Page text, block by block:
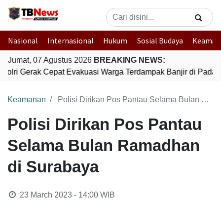
Nasional Internasional Hukum Sosial Budaya
Jumat, 07 Agustus 2026 BREAKING NEWS:
Gerak Cepat Evakuasi Warga Terdampak Banjir di Padang
Keamanan Polisi Dirikan Pos Pantau Selama Bulan Ramadhan di Surabaya
Polisi Dirikan Pos Pantau
Selama Bulan Ramadhan
di Surabaya
23 March 2023 - 14:00WIB